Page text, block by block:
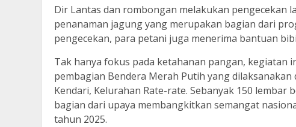
Dir Lantas dan rombongan melakukan pengecekan
penanaman jagung yang merupakan bagian dari
pengecekan, para petani juga menerima bantuan
Tak hanya fokus pada ketahanan pangan, kegiatan
pembagian Bendera Merah Putih yang dilaksanakan
Kendari, Kelurahan Rate-rate. Sebanyak 150 lembar
bagian dari upaya membangkitkan semangat
tahun 2025.